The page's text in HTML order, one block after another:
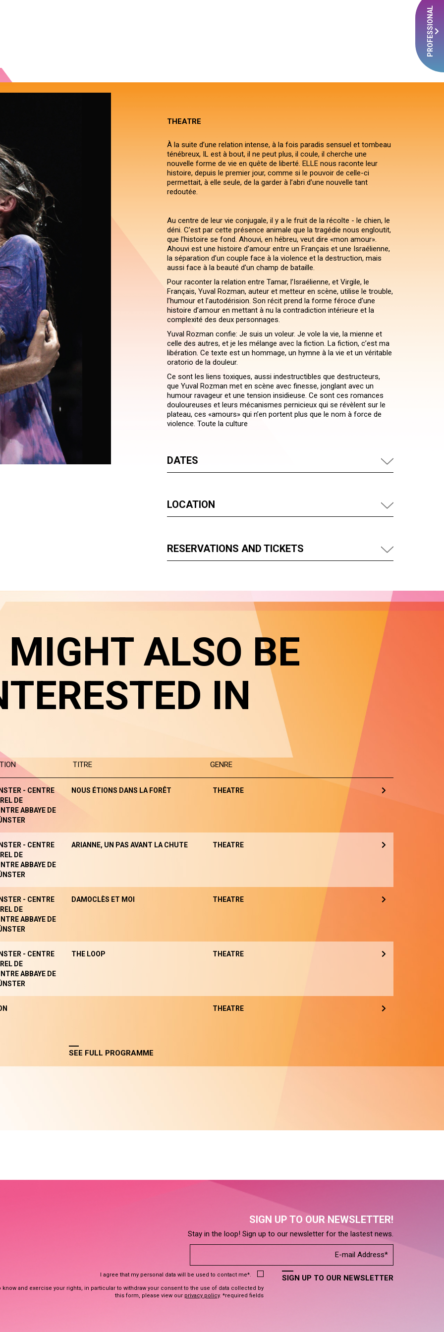
PROFESSIONAL
THEATRE
À la suite d’une relation intense, à la fois paradis sensuel et tombeau
ténébreux, IL est à bout, il ne peut plus, il coule, il cherche une
nouvelle forme de vie en quête de liberté. ELLE nous raconte leur
histoire, depuis le premier jour, comme si le pouvoir de celle-ci
permettait, à elle seule, de la garder à l’abri d’une nouvelle tant
redoutée.
Au centre de leur vie conjugale, il y a le fruit de la récolte - le chien, le
déni. C’est par cette présence animale que la tragédie nous engloutit,
que l’histoire se fond. Ahouvi, en hébreu, veut dire «mon amour».
Ahouvi est une histoire d’amour entre un Français et une Israélienne,
la séparation d’un couple face à la violence et la destruction, mais
aussi face à la beauté d’un champ de bataille.
Pour raconter la relation entre Tamar, l’Israélienne, et Virgile, le
Français, Yuval Rozman, auteur et metteur en scène, utilise le trouble,
l’humour et l’autodérision. Son récit prend la forme féroce d’une
histoire d’amour en mettant à nu la contradiction intérieure et la
complexité des deux personnages.
Yuval Rozman confie: Je suis un voleur. Je vole la vie, la mienne et
celle des autres, et je les mélange avec la fiction. La fiction, c’est ma
libération. Ce texte est un hommage, un hymne à la vie et un véritable
oratorio de la douleur.
Ce sont les liens toxiques, aussi indestructibles que destructeurs,
que Yuval Rozman met en scène avec finesse, jonglant avec un
humour ravageur et une tension insidieuse. Ce sont ces romances
douloureuses et leurs mécanismes pernicieux qui se révèlent sur le
plateau, ces «amours» qui n’en portent plus que le nom à force de
violence. Toute la culture
DATES
LOCATION
RESERVATIONS AND TICKETS
MIGHT ALSO BE
IN
TITRE GENRE
- CENTRE
DE
ABBAYE DE
NOUS ÉTIONS DANS LA FORÊT THEATRE
- CENTRE
DE
ABBAYE DE
ARIANNE, UN PAS AVANT LA CHUTE THEATRE
- CENTRE
DE
ABBAYE DE
DAMOCLÈS ET MOI THEATRE
- CENTRE
DE
ABBAYE DE
THE LOOP THEATRE
THEATRE
SEE FULL PROGRAMME
SIGN UP TO OUR NEWSLETTER!
Stay in the loop! Sign up to our newsletter for the lastest news.
I agree that my personal data will be used to contact me*.
know and exercise your rights, in particular to withdraw your consent to the use of data collected by
this form, please view our privacy policy. *required fields
SIGN UP TO OUR NEWSLETTER